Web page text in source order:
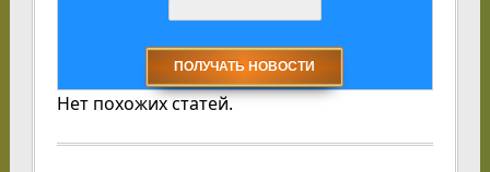
Нет похожих статей.